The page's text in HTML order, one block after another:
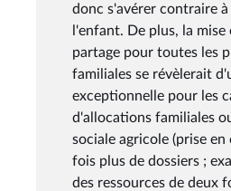
donc s'avérer contraire
l'enfant. De plus, la mise
partage pour toutes les
familiales se révèlerait
exceptionnelle pour les
d'allocations familiales
sociale agricole (prise
fois plus de dossiers ;
des ressources de deux